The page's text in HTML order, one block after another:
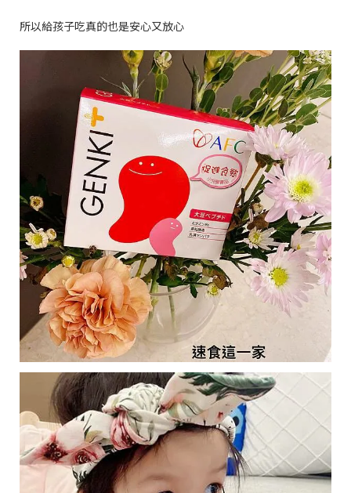
所以給孩子吃真的也是安心又放心